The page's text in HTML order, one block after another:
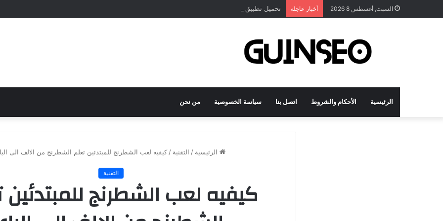
السبت, أغسطس 8 2026 أخبار عاجلة تحميل تطبيق DrawNote مهكر 2026 النسخة المدفوعة للأندرويد مجاناً
الرئيسية الأحكام والشروط اتصل بنا سياسة الخصوصية من نحن
الرئيسية / التقنية / كيفيه لعب الشطرنج للمبتدئين تعلم الشطرنج من الالف الى
التقنية
كيفيه لعب الشطرنج للمبتدئين